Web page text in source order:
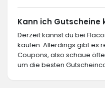
Kann ich Gutscheine
Derzeit kannst du bei
kaufen. Allerdings gibt es
Coupons, also schaue
um die besten